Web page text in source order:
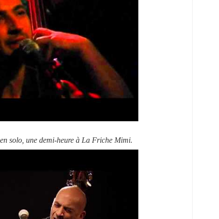
solo, une demi-heure à La Friche Mimi.